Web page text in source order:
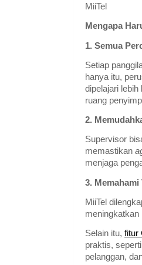
MiiTel
Mengapa
1. Semua
Setiap
hanya itu,
dipelajari
ruang
2.
Supervisor
memastikan
menjaga
3.
MiiTel
meningkatkan
Selain itu, fitur
praktis,
pelanggan,